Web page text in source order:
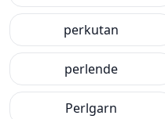
perkutan
perlende
Perlgarn